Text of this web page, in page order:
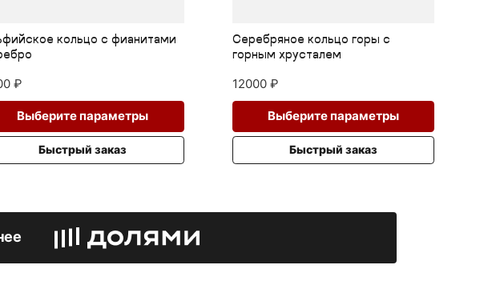
Серебряное кольцо горы с
горным хрусталем
12000
Выберите параметры
Этот
товар
имеет
несколько
можно
странице
Быстрый заказ
Серебряное кольцо горы с
горным хрусталем
16000
Выберите параметры
Быстрый заказ